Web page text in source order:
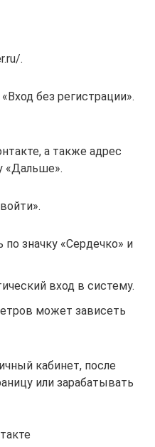
.
без регистрации».
а также адрес
«Дальше».
значку «Сердечко» и
вход в систему.
может зависеть
кабинет, после
или зарабатывать